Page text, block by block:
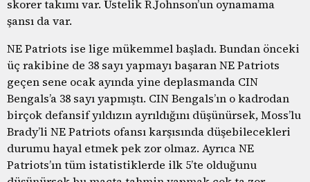
skorer takımı var. Üstelik R.Johnson’un oynamama
şansı da var.
NE Patriots ise lige mükemmel başladı. Bundan önceki
üç rakibine de 38 sayı yapmayı başaran NE Patriots
geçen sene ocak ayında yine deplasmanda CIN
Bengals’a 38 sayı yapmıştı. CIN Bengals’ın o kadrodan
birçok defansif yıldızın ayrıldığını düşünürsek, Moss’lu
Brady’li NE Patriots ofansı karşısında düşebilecekleri
durumu hayal etmek pek zor olmaz. Ayrıca NE
Patriots’ın tüm istatistiklerde ilk 5’te olduğunu